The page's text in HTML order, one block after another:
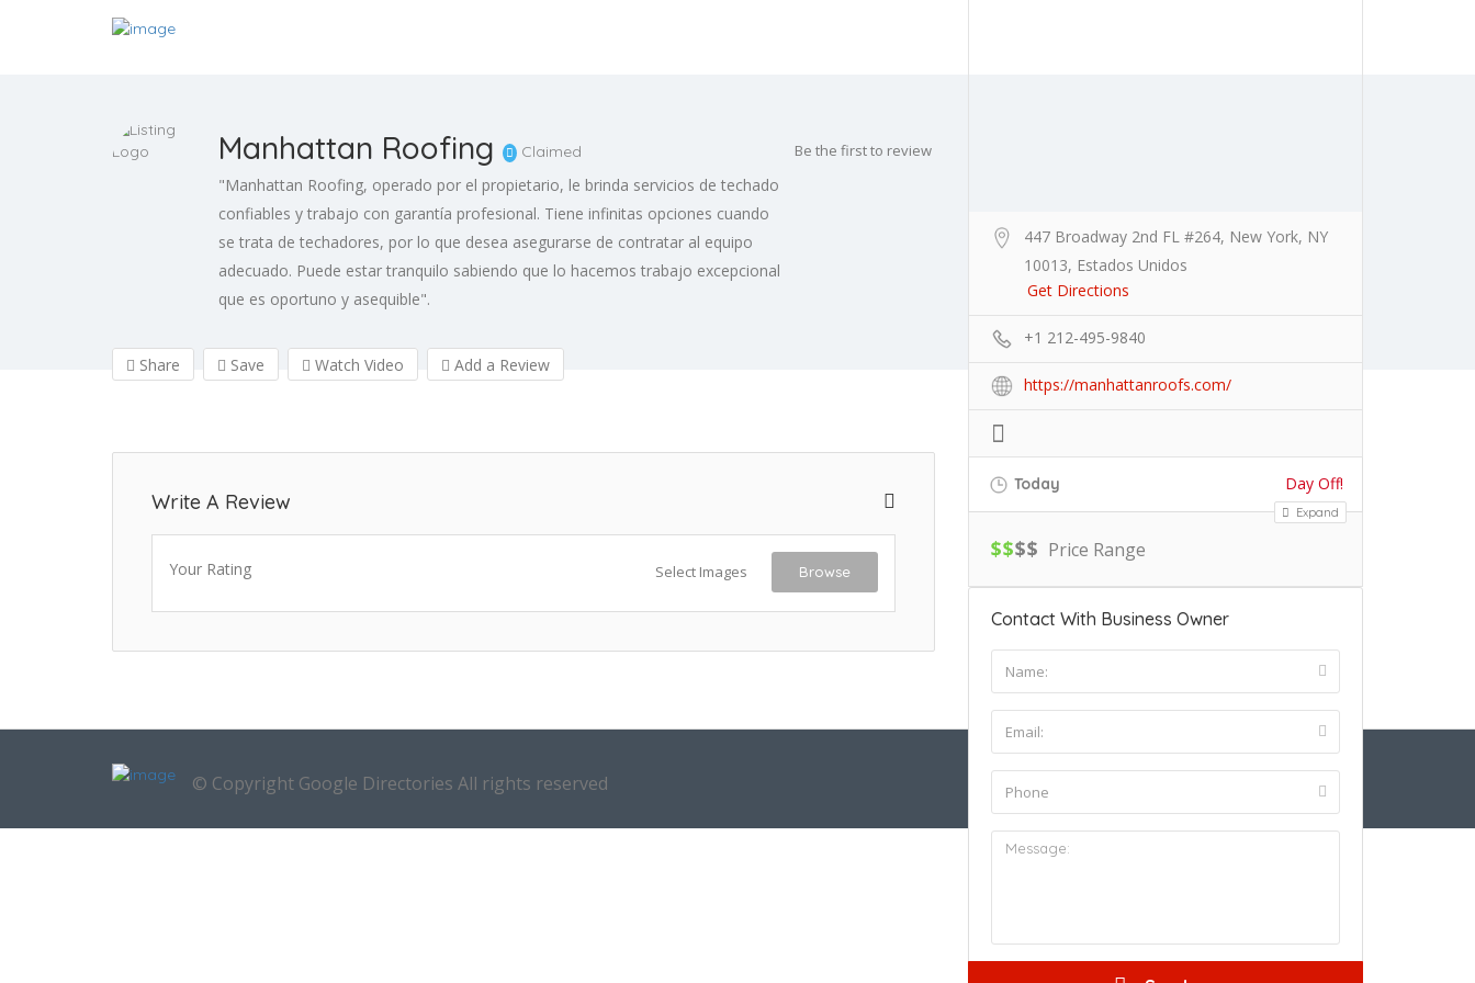
Manhattan Roofing Claimed
"Manhattan Roofing, operado por el propietario, le brinda servicios de techado
confiables y trabajo con garantía profesional. Tiene infinitas opciones cuando
se trata de techadores, por lo que desea asegurarse de contratar al equipo
adecuado. Puede estar tranquilo sabiendo que lo hacemos trabajo excepcional
que es oportuno y asequible".
Be the first to review
Share Save Watch Video Add a Review
Write A Review
Your Rating Select Images Browse
447 Broadway 2nd FL #264, New York, NY
10013, Estados Unidos
Get Directions
+1 212-495-9840
https://manhattanroofs.com/
Today Day Off!
Expand
$$$$ Price Range
Contact With Business Owner
© Copyright Google Directories All rights reserved